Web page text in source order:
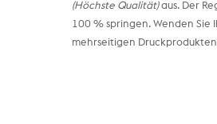
(Höchste Qualität)aus. Der
100 % springen. Wenden Sie
mehrseitigen